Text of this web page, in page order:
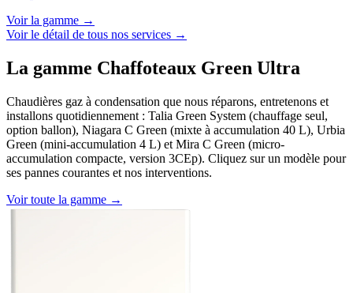
Voir la gamme →
Voir le détail de tous nos services →
La gamme Chaffoteaux Green Ultra
Chaudières gaz à condensation que nous réparons, entretenons et
installons quotidiennement : Talia Green System (chauffage seul,
option ballon), Niagara C Green (mixte à accumulation 40 L), Urbia
Green (mini-accumulation 4 L) et Mira C Green (micro-
accumulation compacte, version 3CEp). Cliquez sur un modèle pour
ses pannes courantes et nos interventions.
Voir toute la gamme →